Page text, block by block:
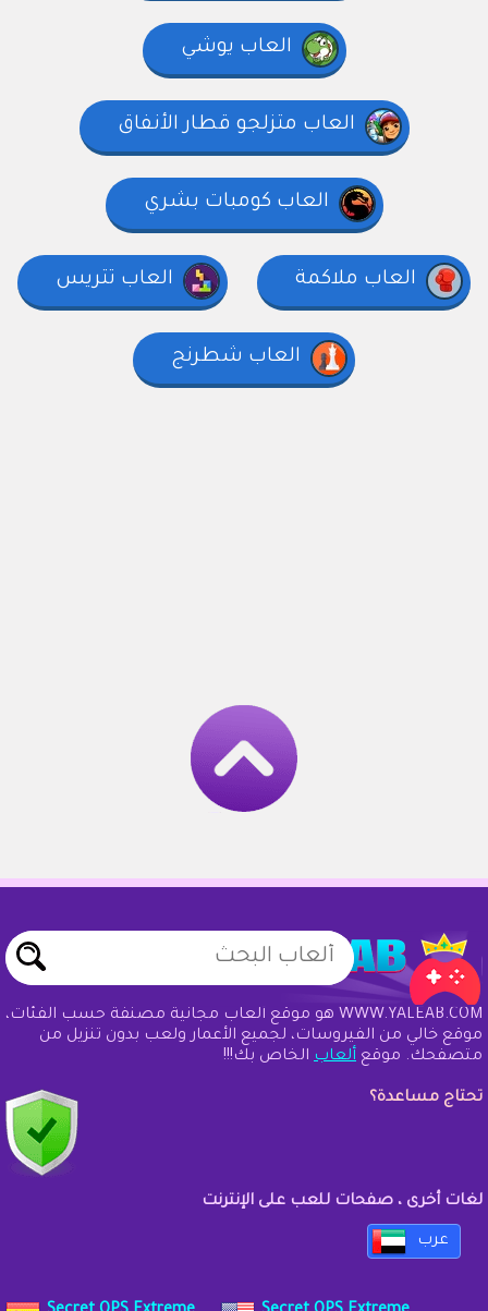
العاب يوشي
العاب متزلجو قطار الأنفاق
العاب كومبات بشري
العاب ملاكمة العاب تتريس
العاب شطرنج
WWW.YALEAB.COM هو موقع ألعاب مجانية مصنفة حسب الفئات،
موقع خالي من الفيروسات، لجميع الأعمار ولعب بدون تنزيل من
متصفحك. موقع ألعاب الخاص بك!!!
تحتاج مساعدة؟
لغات أخرى ، صفحات للعب على الإنترنت
عرب